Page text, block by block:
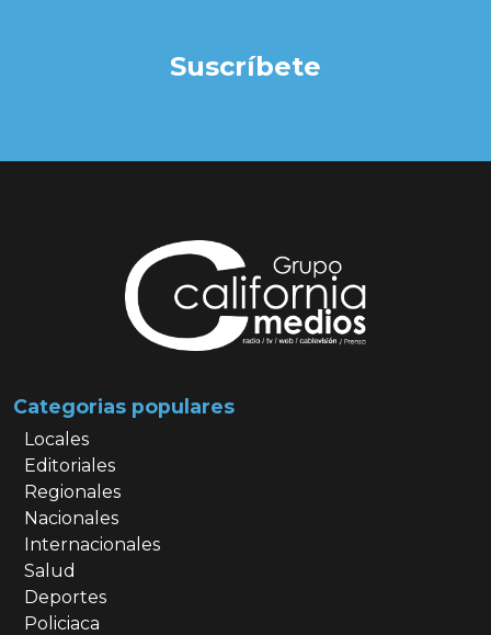
Suscríbete
Categorias populares
Locales
Editoriales
Regionales
Nacionales
Internacionales
Salud
Deportes
Policiaca